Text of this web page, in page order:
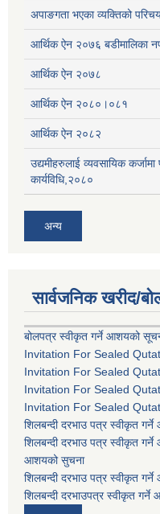
अपाङगता भएका व्यक्तिको
आर्थिक ऐन २०७६ बडीमालिका
आर्थिक ऐन २०७८
आर्थिक ऐन २०८०।०८१
आर्थिक ऐन २०८२
उद्यमीहरुलाई व्यवसायिक
कार्यविधि,२०८०
अन्य
सार्वजनिक खरीद/
बोलपत्र स्वीकृत गर्ने आशयको
Invitation For Sealed
Invitation For Sealed
Invitation For Sealed
Invitation For Sealed
शिलबन्दी दरभाउ पत्र स्वीकृत
शिलबन्दी दरभाउ पत्र स्वीकृत
आशयको सुचना
शिलबन्दी दरभाउ पत्र स्वीकृत
शिलबन्दी दरभाउपत्र स्वीकृत